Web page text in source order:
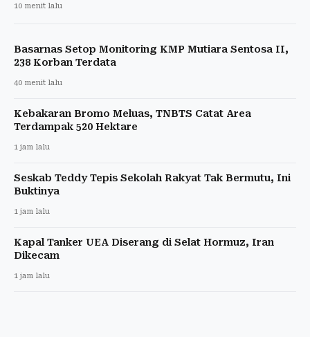
10 menit lalu
Basarnas Setop Monitoring KMP Mutiara Sentosa II,
238 Korban Terdata
40 menit lalu
Kebakaran Bromo Meluas, TNBTS Catat Area
Terdampak 520 Hektare
1 jam lalu
Seskab Teddy Tepis Sekolah Rakyat Tak Bermutu, Ini
Buktinya
1 jam lalu
Kapal Tanker UEA Diserang di Selat Hormuz, Iran
Dikecam
1 jam lalu